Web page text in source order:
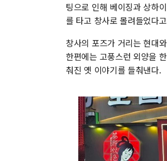
팅으로 인해 베이징과 상하
를 타고 창사로 몰려들었다
창사의 포즈가 거리는 현대
한편에는 고풍스런 외양을
춰진 옛 이야기를 들춰낸다.